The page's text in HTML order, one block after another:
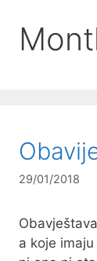
29/01/2018
a koje